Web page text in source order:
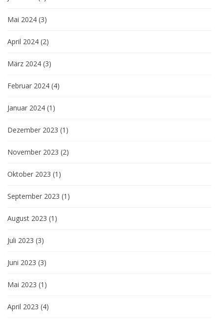
Mai 2024 (3)
April 2024 (2)
März 2024 (3)
Februar 2024 (4)
Januar 2024 (1)
Dezember 2023 (1)
November 2023 (2)
Oktober 2023 (1)
September 2023 (1)
August 2023 (1)
Juli 2023 (3)
Juni 2023 (3)
Mai 2023 (1)
April 2023 (4)